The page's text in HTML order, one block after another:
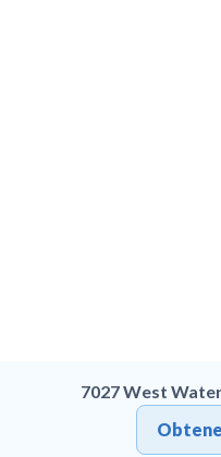
7027 West